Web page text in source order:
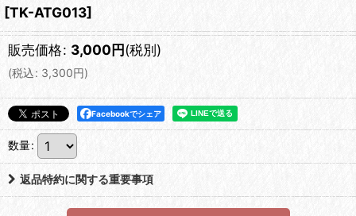
[TK-ATG013]
販売価格: 3,000円(税別)
(税込: 3,300円)
Facebookでシェア
数量:
返品特約に関する重要事項